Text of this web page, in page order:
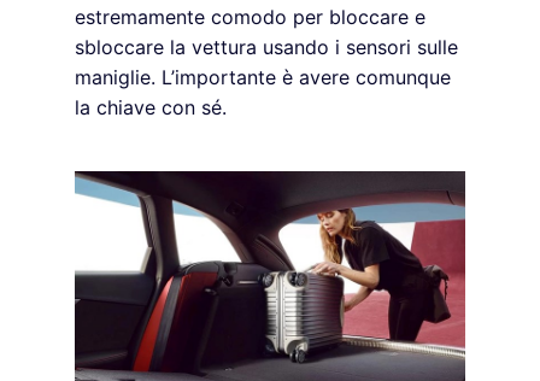
estremamente comodo per bloccare e
sbloccare la vettura usando i sensori sulle
maniglie. L’importante è avere comunque
la chiave con sé.